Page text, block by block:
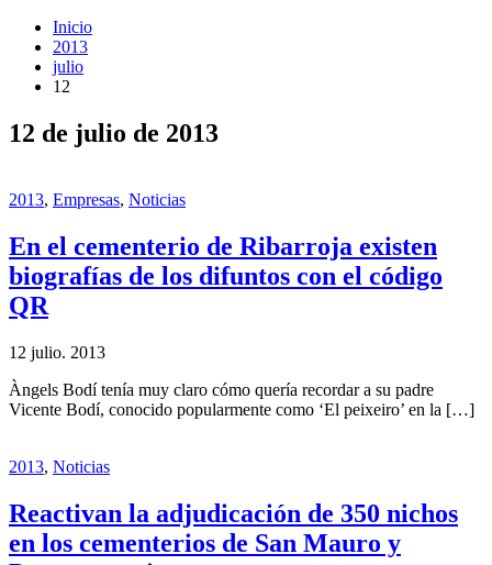
Inicio
2013
julio
12
12 de julio de 2013
2013, Empresas, Noticias
En el cementerio de Ribarroja existen
biografías de los difuntos con el código
QR
12 julio. 2013
Àngels Bodí tenía muy claro cómo quería recordar a su padre
Vicente Bodí, conocido popularmente como ‘El peixeiro’ en la […]
2013, Noticias
Reactivan la adjudicación de 350 nichos
en los cementerios de San Mauro y